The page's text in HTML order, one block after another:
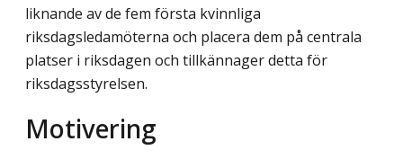
liknande av de fem första kvinnliga
riksdagsledamöterna och placera dem på centrala
platser i riksdagen och tillkännager detta för
riksdagsstyrelsen.
Motivering